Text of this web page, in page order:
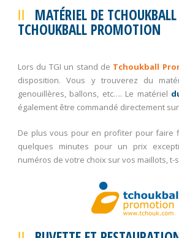
MATÉRIEL DE
TCHOUKBALL PROMOTION
Lors du TGI un stand de Tchoukball
disposition. Vous y trouverez du
genouillères, ballons, etc…. Le matériel
également être commandé directement
De plus vous pour en profiter pour faire
quelques minutes pour un prix
numéros de votre choix sur vos maillots,